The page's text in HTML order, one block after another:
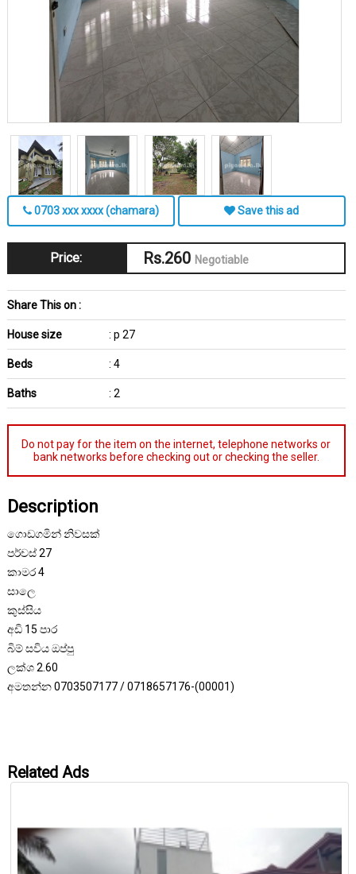
0703 xxx xxxx (chamara) Save this ad
Price: Rs.260 Negotiable
Share This on :
House size : p 27
Beds : 4
Baths : 2
Do not pay for the item on the internet, telephone networks or
bank networks before checking out or checking the seller.
Description
ගොඩගමින් නිවසක්
පර්චස් 27
කාමර 4
සාලෙ
කුස්සිය
අඩි 15 පාර
බිම් සවිය ඔප්පු
ලක්ශ 2.60
අමතන්න 0703507177 / 0718657176-(00001)
Related Ads